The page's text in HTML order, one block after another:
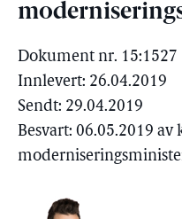
Dokument nr. 15:1527
Innlevert: 26.04.2019
Sendt: 29.04.2019
Besvart: 06.05.2019